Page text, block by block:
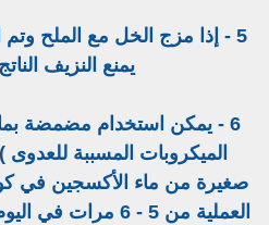
5 - إذا مزج الخل مع الملح
يمنع النزيف
6 - يمكن استخدام مضمضة
الميكروبات المسببة
صغيرة من ماء الأكسجين في
العملية من 5 - 6